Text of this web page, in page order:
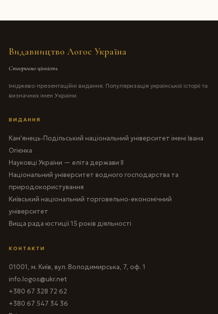
Видавництво Логос Україна
Створюємо цінність
Іміджево-презентаційні видання. Популяризація української історії та
визначних імен України.
ВИДАННЯ
Кам'янець-Подільський національний університет імені Івана
Огієнка
Науковці України — еліта держави II
Національний університет водного господарства та
природокористування
Київський національний торговельно-економічний
університет
Вища рада юстиції 15 років діяльності
КОНТАКТИ
01001, м. Київ, вул. Володимирська, 7, оф. 1
info.logos@ukr.net
+380 67 328 72 62
+380 67 547 34 36